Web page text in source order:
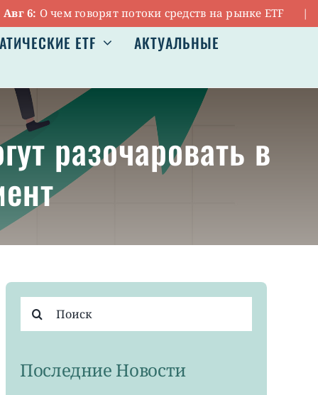
О чем говорят потоки средств на рынке ETF | Авг
ETF
АКТУАЛЬНЫЕ
разочаровать в
поиска:
Последние Новости